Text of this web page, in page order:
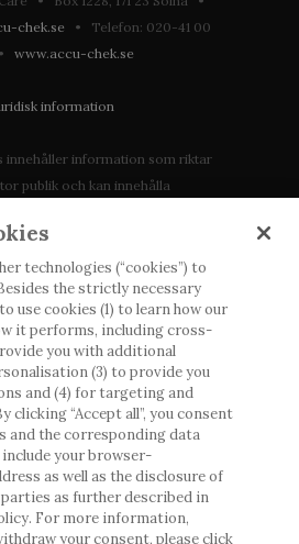
chek.se • Telefon: 020-41 00
www.accu-chek.se
information
innehåller information som riktar
publik och kan innehålla
i ditt land. Vänligen observera
ansvar för information som
någon gällande rättslig
registrering eller användning i
landet där du bor.
möjlighet att kvalitetssäkra
kommer att ta bort vilseledande
i möjligaste mån. Vi har inget
på externa webbplatser som
av material från denna
någon annanstans är inte
technologies (“cookies”) to
the strictly necessary
use cookies (1) to learn how our
it performs, including cross-
you with additional
(3) to provide you
and (4) for targeting and
clicking “Accept all”, you consent
and the corresponding data
your browser-
as well as the disclosure of
as further described in
For more information,
your consent, please click